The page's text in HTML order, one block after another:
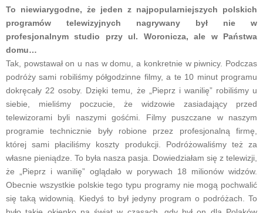
To niewiarygodne, że jeden z najpopularniejszych polskich
programów telewizyjnych nagrywany był nie w
profesjonalnym studio przy ul. Woronicza, ale w Państwa
domu…
Tak, powstawał on u nas w domu, a konkretnie w piwnicy. Podczas
podróży sami robiliśmy półgodzinne filmy, a te 10 minut programu
dokręcały 22 osoby. Dzięki temu, że „Pieprz i wanilię” robiliśmy u
siebie, mieliśmy poczucie, że widzowie zasiadający przed
telewizorami byli naszymi gośćmi. Filmy puszczane w naszym
programie technicznie były robione przez profesjonalną firmę,
której sami płaciliśmy koszty produkcji. Podróżowaliśmy też za
własne pieniądze. To była nasza pasja. Dowiedziałam się z telewizji,
że „Pieprz i wanilię” oglądało w porywach 18 milionów widzów.
Obecnie wszystkie polskie tego typu programy nie mogą pochwalić
się taką widownią. Kiedyś to był jedyny program o podróżach. To